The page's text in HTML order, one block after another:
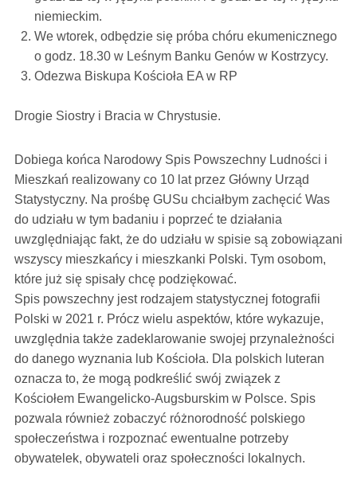
niemieckim.
We wtorek, odbędzie się próba chóru ekumenicznego
o godz. 18.30 w Leśnym Banku Genów w Kostrzycy.
Odezwa Biskupa Kościoła EA w RP
Drogie Siostry i Bracia w Chrystusie.
Dobiega końca Narodowy Spis Powszechny Ludności i
Mieszkań realizowany co 10 lat przez Główny Urząd
Statystyczny. Na prośbę GUSu chciałbym zachęcić Was
do udziału w tym badaniu i poprzeć te działania
uwzględniając fakt, że do udziału w spisie są zobowiązani
wszyscy mieszkańcy i mieszkanki Polski. Tym osobom,
które już się spisały chcę podziękować.
Spis powszechny jest rodzajem statystycznej fotografii
Polski w 2021 r. Prócz wielu aspektów, które wykazuje,
uwzględnia także zadeklarowanie swojej przynależności
do danego wyznania lub Kościoła. Dla polskich luteran
oznacza to, że mogą podkreślić swój związek z
Kościołem Ewangelicko-Augsburskim w Polsce. Spis
pozwala również zobaczyć różnorodność polskiego
społeczeństwa i rozpoznać ewentualne potrzeby
obywatelek, obywateli oraz społeczności lokalnych.